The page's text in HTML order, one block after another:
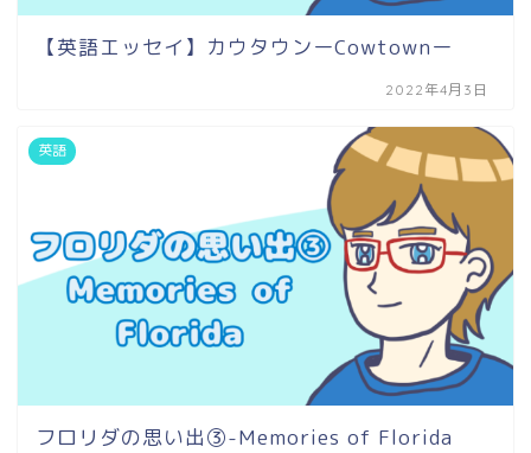
【英語エッセイ】カウタウンーCowtownー
2022年4月3日
英語
フロリダの思い出③-Memories of Florida